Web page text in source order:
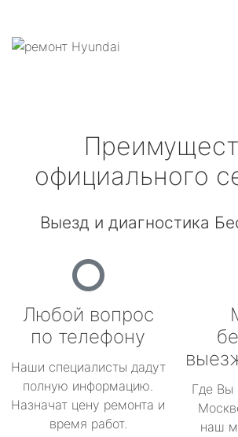
официального
Выезд и диагностика
Любой вопрос
по телефону
Наши специалисты дадут
полную информацию.
Назначат цену ремонта и
время работ.
Где Вы
наш